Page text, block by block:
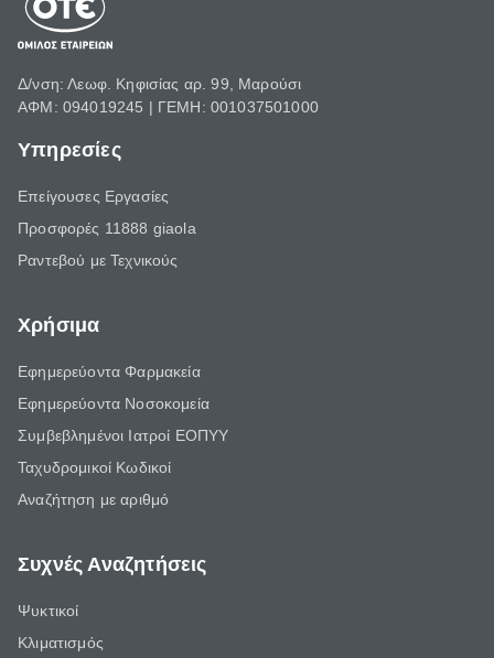
Δ/νση: Λεωφ. Κηφισίας αρ. 99, Μαρούσι
ΑΦΜ: 094019245 | ΓΕΜΗ: 001037501000
Υπηρεσίες
Επείγουσες Εργασίες
Προσφορές 11888 giaola
Ραντεβού με Τεχνικούς
Χρήσιμα
Εφημερεύοντα Φαρμακεία
Εφημερεύοντα Νοσοκομεία
Συμβεβλημένοι Ιατροί ΕΟΠΥΥ
Ταχυδρομικοί Κωδικοί
Αναζήτηση με αριθμό
Συχνές Αναζητήσεις
Ψυκτικοί
Κλιματισμός